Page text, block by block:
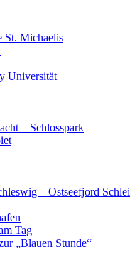
St. Michaelis
Universität
– Schlosspark
– Ostseefjord Schlei
Tag
„Blauen Stunde“